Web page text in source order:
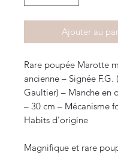
Ajouter au
Rare poupée Marotte
ancienne – Signée F.G.
Gaultier) – Manche en
– 30 cm – Mécanisme
Habits d’origine
Magnifique et rare